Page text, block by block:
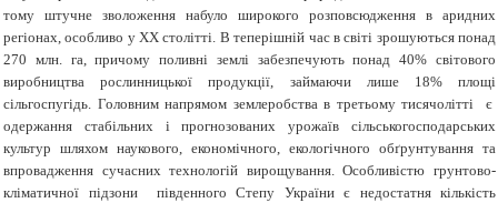
тому штучне зволоження набуло широкого розповсюдження в аридних
регіонах, особливо у XX столітті. В теперішній час в світі зрошуються понад
270 млн. га, причому поливні землі забезпечують понад 40% світового
виробництва рослинницької продукції, займаючи лише 18% площі
сільгоспугідь. Головним напрямом землеробства в третьому тисячолітті є
одержання стабільних і прогнозованих урожаїв сільськогосподарських
культур шляхом наукового, економічного, екологічного обґрунтування та
впровадження сучасних технологій вирощування. Особливістю грунтово-
кліматичної підзони південного Степу України є недостатня кількість